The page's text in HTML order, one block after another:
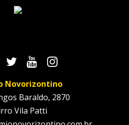
Novorizontino
Baraldo, 2870
Vila Patti